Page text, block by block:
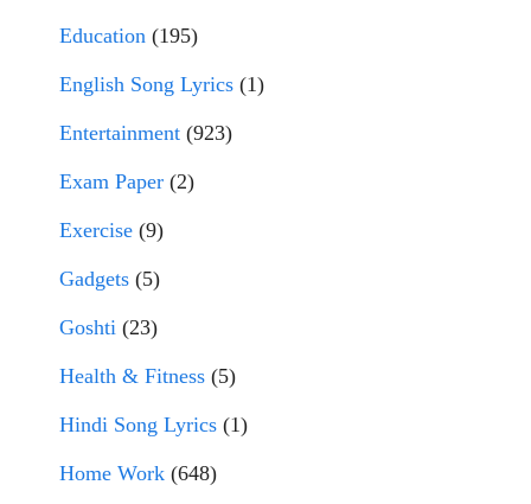
Education (195)
English Song Lyrics (1)
Entertainment (923)
Exam Paper (2)
Exercise (9)
Gadgets (5)
Goshti (23)
Health & Fitness (5)
Hindi Song Lyrics (1)
Home Work (648)